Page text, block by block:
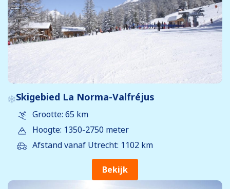
Skigebied La Norma-Valfréjus
Grootte: 65 km
Hoogte: 1350-2750 meter
Afstand vanaf Utrecht: 1102 km
Bekijk